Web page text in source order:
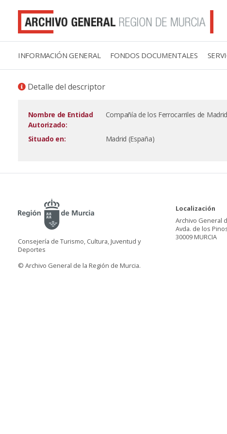
INFORMACIÓN GENERAL FONDOS DOCUMENTALES
Detalle del descriptor
Nombre de Entidad
Autorizado:
Compañía de los Ferrocarriles de
Situado en: Madrid (España)
Consejería de Turismo, Cultura, Juventud y
Deportes
© Archivo General de la Región de Murcia.
Localización
Archivo General
Avda. de los
30009 MURCIA